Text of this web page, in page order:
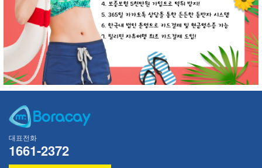
대표전화
1661-2372